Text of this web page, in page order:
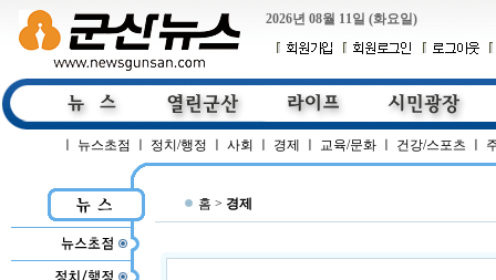
2026년 08월 11일 (화요일)
뉴스초점 정치/행정 사회 경제 교육/문화 건강/스포츠
홈 > 경제